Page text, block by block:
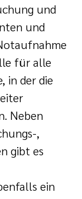
und
und
für alle
in der die
Neben
,
gibt es
ein